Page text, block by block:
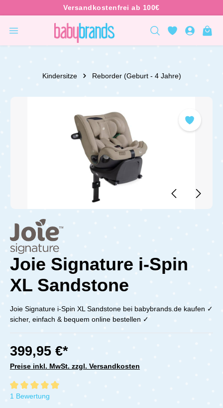
Kindersitze Reborder (Geburt - 4 Jahre)
Joie Signature i-Spin
XL Sandstone
Joie Signature i-Spin XL Sandstone bei babybrands.de kaufen ✓
sicher, einfach & bequem online bestellen ✓
399,95 €*
Preise inkl. MwSt. zzgl. Versandkosten
Durchschnittliche Bewertung von 5 von 5 Sternen
1 Bewertung